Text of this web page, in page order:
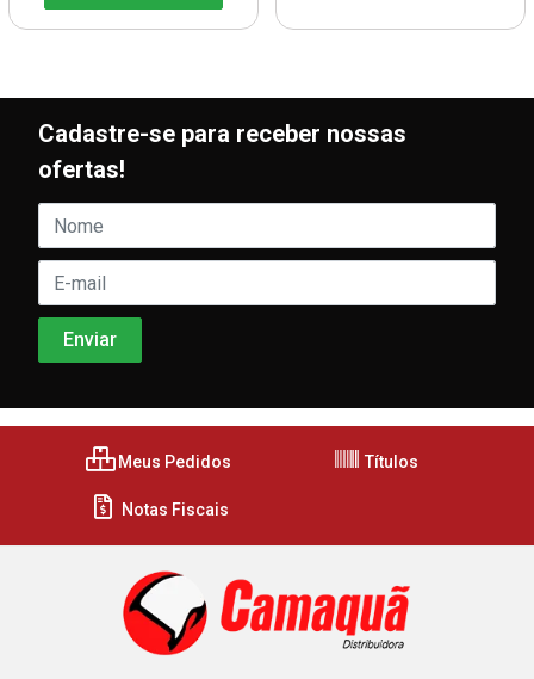
Cadastre-se para receber nossas
ofertas!
Meus Pedidos Títulos
Notas Fiscais